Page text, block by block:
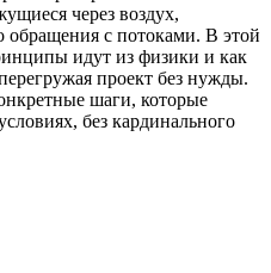
через воздух,
обращения с потоками. В этой
идут из физики и как
проект без нужды.
шаги, которые
без кардинального